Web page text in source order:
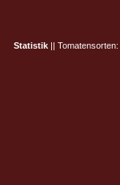
Statistik|| Tomatensorten: